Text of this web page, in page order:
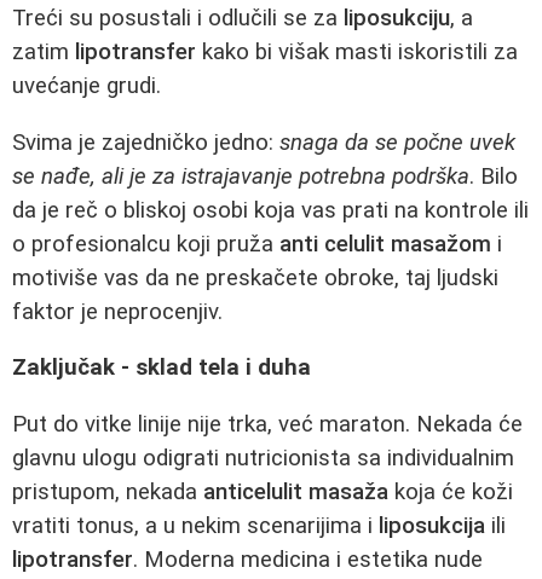
Treći su posustali i odlučili se za liposukciju, a
zatim lipotransfer kako bi višak masti iskoristili za
uvećanje grudi.
Svima je zajedničko jedno: snaga da se počne uvek
se nađe, ali je za istrajavanje potrebna podrška. Bilo
da je reč o bliskoj osobi koja vas prati na kontrole ili
o profesionalcu koji pruža anti celulit masažom i
motiviše vas da ne preskačete obroke, taj ljudski
faktor je neprocenjiv.
Zaključak - sklad tela i duha
Put do vitke linije nije trka, već maraton. Nekada će
glavnu ulogu odigrati nutricionista sa individualnim
pristupom, nekada anticelulit masaža koja će koži
vratiti tonus, a u nekim scenarijima i liposukcija ili
lipotransfer. Moderna medicina i estetika nude